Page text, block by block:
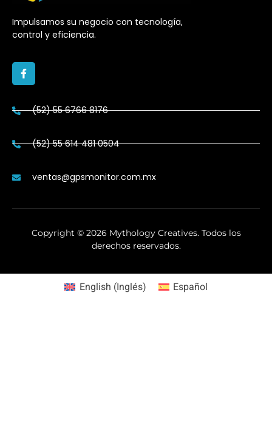
Impulsamos su negocio con tecnología,
control y eficiencia.
(52) 55 6766 8176
(52) 55 614 481 0504
ventas@gpsmonitor.com.mx
Copyright © 2026 Mythology Creatives. Todos los
derechos reservados.
English (Inglés) Español